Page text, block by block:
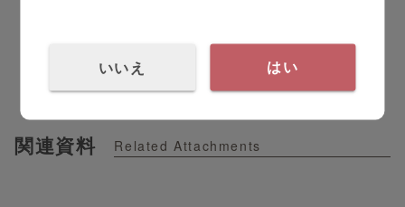
Panbio™ COVID-19/Flu A&B ラピッド
パネル
関連資料 Related Attachments
いいえ はい